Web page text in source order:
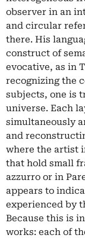
observer in an
and circular
there. His
construct of
evocative, as in
recognizing the
subjects, one is
universe. Each
simultaneously
and
where the artist
that hold small
azzurro or in
appears to
experienced by
Because this is
works: each of